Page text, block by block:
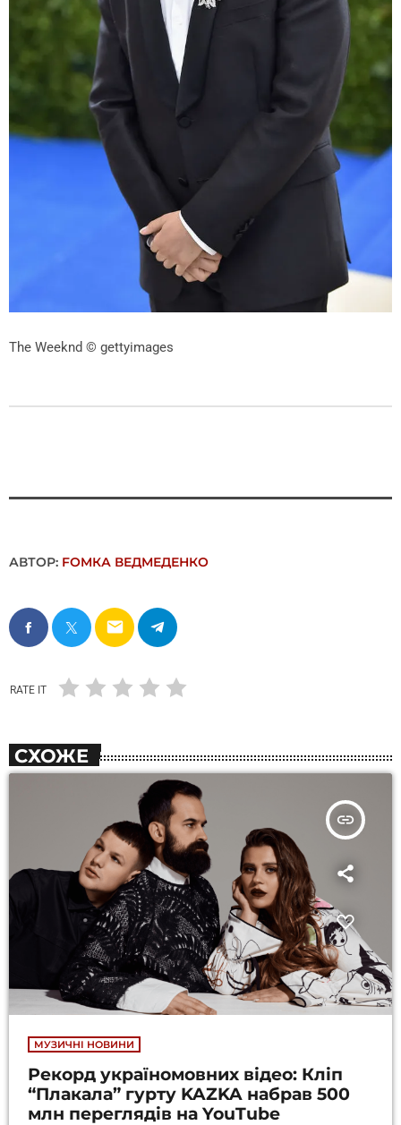
The Weeknd © gettyimages
АВТОР: FОMКА ВЕДМЕДЕНКО
email
RATE IT
СХОЖЕ
insert_link
МУЗИЧНІ НОВИНИ
Рекорд україномовних відео: Кліп
“Плакала” гурту KAZKA набрав 500
млн переглядів на YouTube